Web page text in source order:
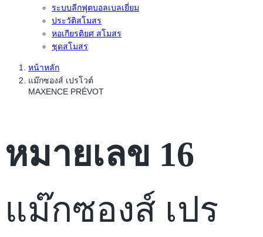
ระบบลีกฟุตบอลเบลเยี่ยม
ประวัติสโมสร
หอเกียรติยศ สโมสร
ชุดสโมสร
หน้าหลัก
แม๊กซองส์ เปรโวต์
MAXENCE PRÉVOT
หมายเลข 16
แม๊กซองส์ เปร